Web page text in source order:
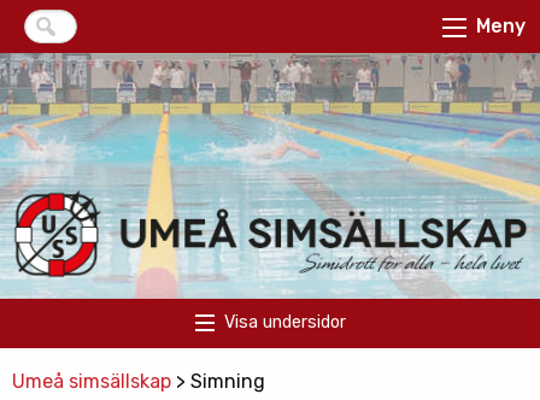
Meny
Visa undersidor
Umeå simsällskap > Simning